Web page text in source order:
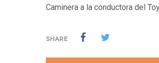
Caminera a la conductora del
SHARE